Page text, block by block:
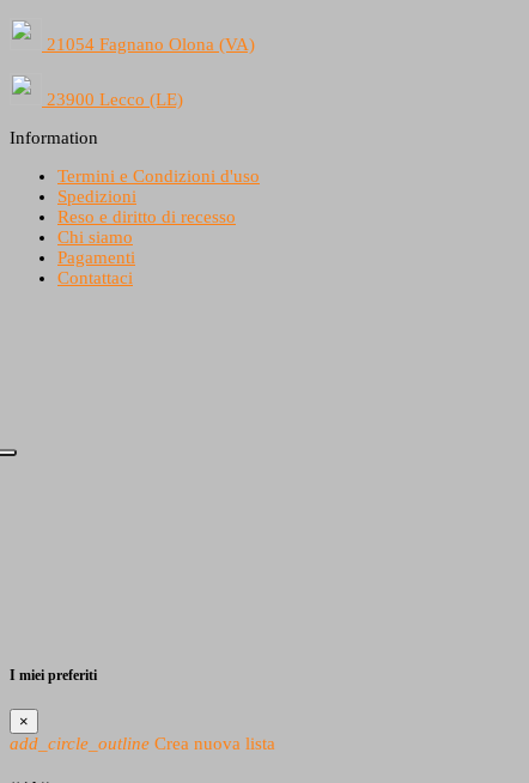
21054 Fagnano Olona (VA)
23900 Lecco (LE)
Information
Termini e Condizioni d'uso
Spedizioni
Reso e diritto di recesso
Chi siamo
Pagamenti
Contattaci
I miei preferiti
×
add_circle_outline Crea nuova lista